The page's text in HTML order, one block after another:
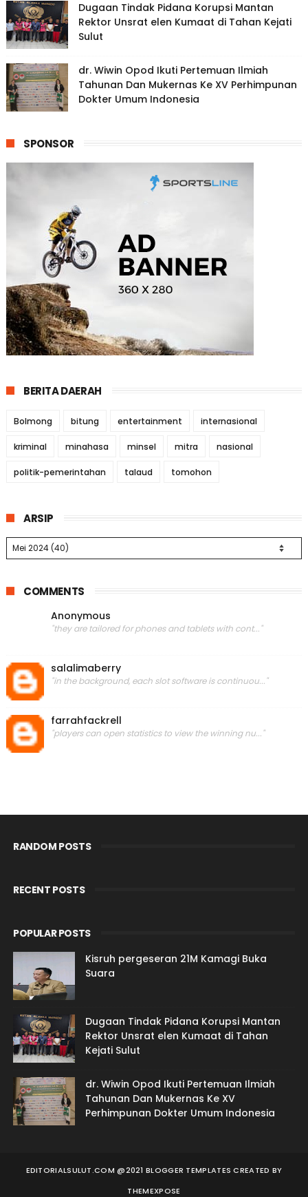
Dugaan Tindak Pidana Korupsi Mantan
Rektor Unsrat elen Kumaat di Tahan Kejati
Sulut
dr. Wiwin Opod Ikuti Pertemuan Ilmiah
Tahunan Dan Mukernas Ke XV Perhimpunan
Dokter Umum Indonesia
SPONSOR
BERITA DAERAH
Bolmong bitung entertainment internasional
kriminal minahasa minsel mitra nasional
politik-pemerintahan talaud tomohon
ARSIP
COMMENTS
Anonymous
"they are tailored for phones and tablets with cont..."
salalimaberry
"in the background, each slot software is continuou..."
farrahfackrell
"players can open statistics to view the winning nu..."
RANDOM POSTS
RECENT POSTS
POPULAR POSTS
Kisruh pergeseran 21M Kamagi Buka
Suara
Dugaan Tindak Pidana Korupsi Mantan
Rektor Unsrat elen Kumaat di Tahan
Kejati Sulut
dr. Wiwin Opod Ikuti Pertemuan Ilmiah
Tahunan Dan Mukernas Ke XV
Perhimpunan Dokter Umum Indonesia
EDITORIALSULUT.COM @2021 BLOGGER TEMPLATES CREATED BY
THEMEXPOSE